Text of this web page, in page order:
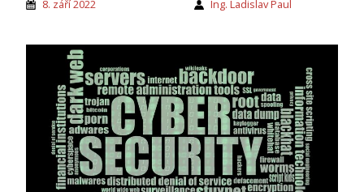
8. září 2022 Ing. Ladislav Paul